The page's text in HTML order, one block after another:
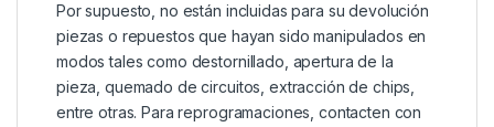
Por supuesto, no están incluidas para su devolución
piezas o repuestos que hayan sido manipulados en
modos tales como destornillado, apertura de la
pieza, quemado de circuitos, extracción de chips,
entre otras. Para reprogramaciones, contacten con